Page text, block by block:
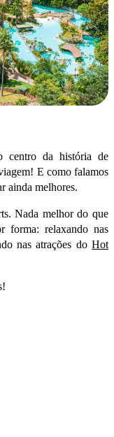
centro da história de
E como falamos
ainda melhores.
. Nada melhor do que
forma: relaxando nas
nas atrações doHot